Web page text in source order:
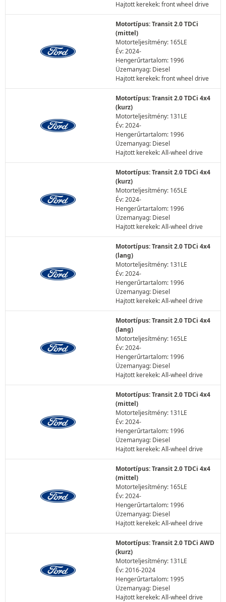
Hajtott kerekek: front wheel drive
Motortípus: Transit 2.0 TDCi
(mittel)
Motorteljesítmény: 165LE
Év: 2024-
Hengerűrtartalom: 1996
Üzemanyag: Diesel
Hajtott kerekek: front wheel drive
Motortípus: Transit 2.0 TDCi 4x4
(kurz)
Motorteljesítmény: 131LE
Év: 2024-
Hengerűrtartalom: 1996
Üzemanyag: Diesel
Hajtott kerekek: All-wheel drive
Motortípus: Transit 2.0 TDCi 4x4
(kurz)
Motorteljesítmény: 165LE
Év: 2024-
Hengerűrtartalom: 1996
Üzemanyag: Diesel
Hajtott kerekek: All-wheel drive
Motortípus: Transit 2.0 TDCi 4x4
(lang)
Motorteljesítmény: 131LE
Év: 2024-
Hengerűrtartalom: 1996
Üzemanyag: Diesel
Hajtott kerekek: All-wheel drive
Motortípus: Transit 2.0 TDCi 4x4
(lang)
Motorteljesítmény: 165LE
Év: 2024-
Hengerűrtartalom: 1996
Üzemanyag: Diesel
Hajtott kerekek: All-wheel drive
Motortípus: Transit 2.0 TDCi 4x4
(mittel)
Motorteljesítmény: 131LE
Év: 2024-
Hengerűrtartalom: 1996
Üzemanyag: Diesel
Hajtott kerekek: All-wheel drive
Motortípus: Transit 2.0 TDCi 4x4
(mittel)
Motorteljesítmény: 165LE
Év: 2024-
Hengerűrtartalom: 1996
Üzemanyag: Diesel
Hajtott kerekek: All-wheel drive
Motortípus: Transit 2.0 TDCi AWD
(kurz)
Motorteljesítmény: 131LE
Év: 2016-2024
Hengerűrtartalom: 1995
Üzemanyag: Diesel
Hajtott kerekek: All-wheel drive